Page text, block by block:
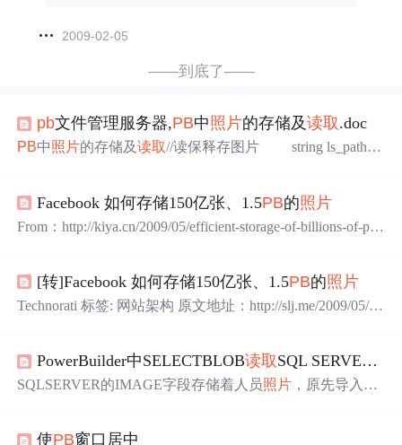
2009-02-05
——到底了——
pb文件管理服务器,PB中照片的存储及读取.doc
PB中照片的存储及读取//读保释存图片 string ls_pathna
b gb_photo INSERT INTO PJ_TP(BB) VBLUES ('1')...
Facebook 如何存储150亿张、1.5PB的照片
From：http://kiya.cn/2009/05/efficient-storage-of-billions-of-pho
缩略图，就共有600多亿张图片，总容量超过1.5PB，而每
周新增的照片为2亿2000万 张，约25TB，高峰期，Faceboo
[转]Facebook 如何存储150亿张、1.5PB的照片
Technorati 标签: 网站架构 原文地址：http://slj.me/2009/05/eff
上每张照片有四个不同尺寸的缩略图，就共有600多亿张图
片
PowerBuilder中SELECTBLOB读取SQL SERVER 的BLOB字段返回都是32K的
SQLSERVER的IMAGE字段存储着人员照片 ，原先导入的
K，图片仍然能正确显示出来，但是分辨率却小了很多，
使PB窗口居中